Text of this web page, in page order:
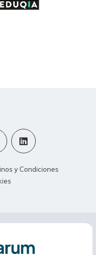
y Condiciones